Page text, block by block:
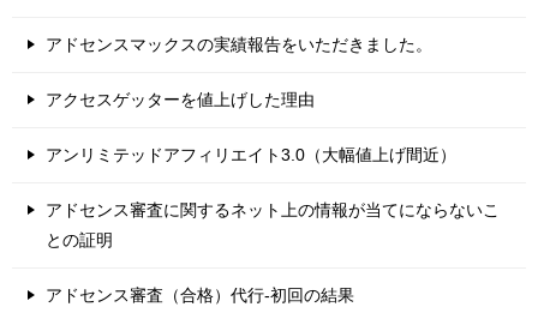
アドセンスマックスの実績報告をいただきました。
アクセスゲッターを値上げした理由
アンリミテッドアフィリエイト3.0（大幅値上げ間近）
アドセンス審査に関するネット上の情報が当てにならないこ
との証明
アドセンス審査（合格）代行-初回の結果